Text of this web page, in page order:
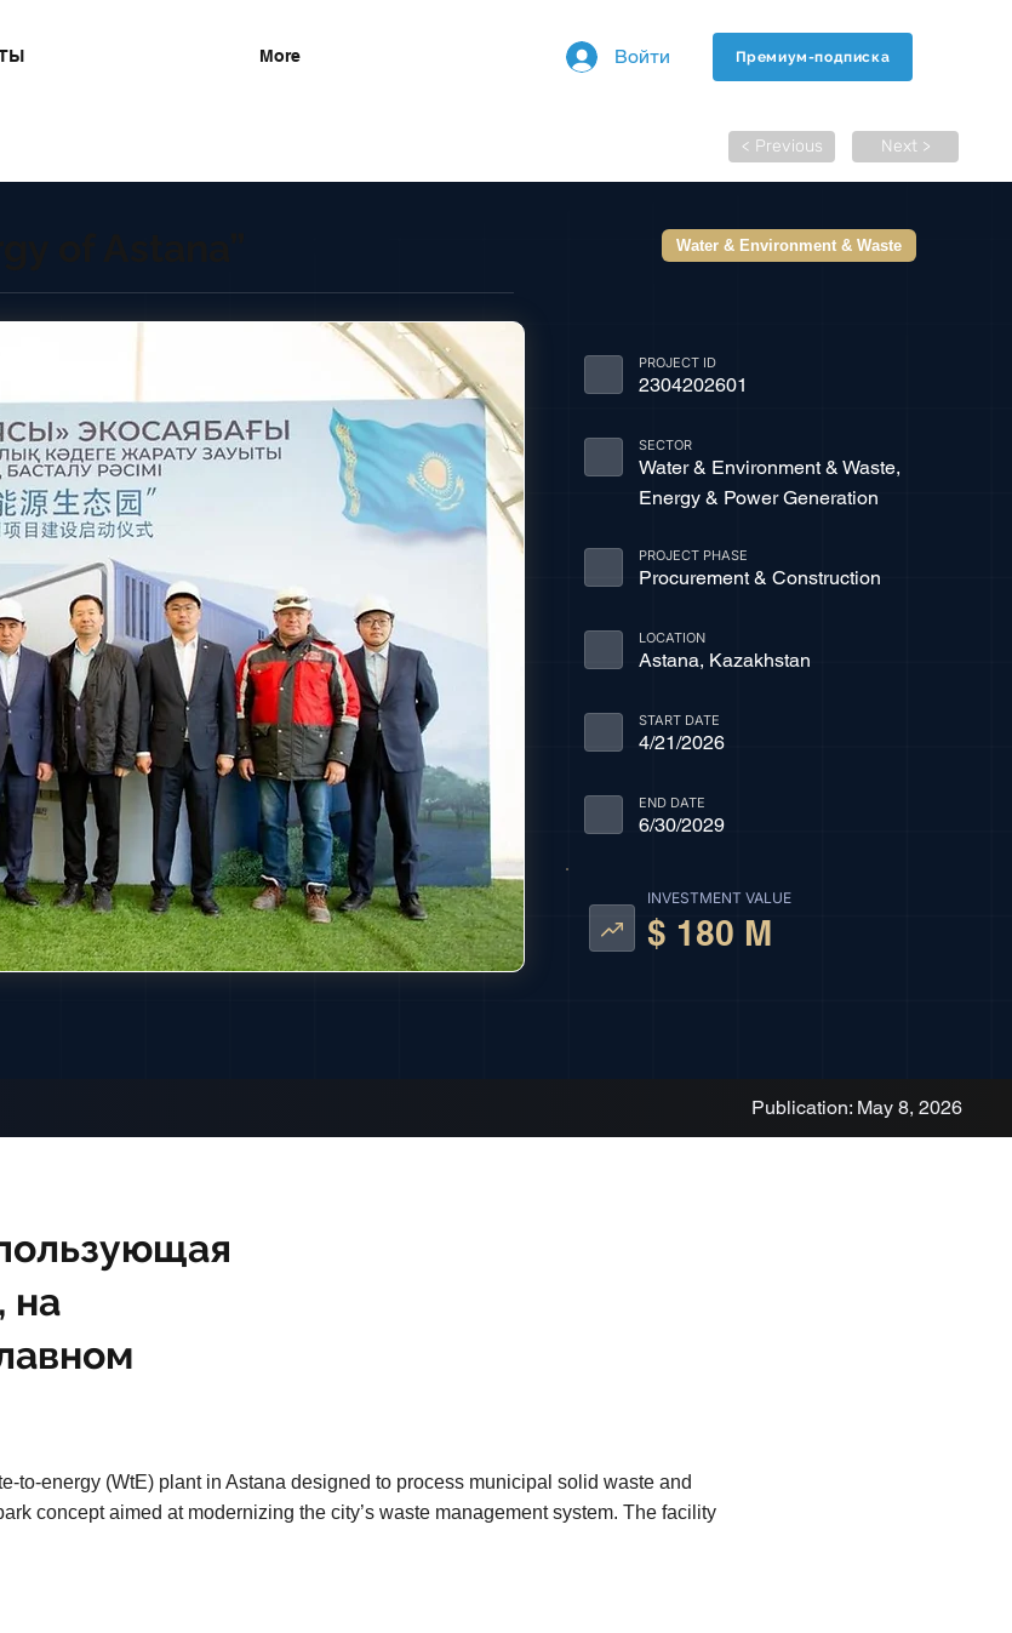
More Войти Премиум-подписка
< Previous Next >
Water & Environment & Waste
PROJECT ID
2304202601
SECTOR
Water & Environment & Waste,
Energy & Power Generation
PROJECT PHASE
Procurement & Construction
LOCATION
Astana, Kazakhstan
START DATE
4/21/2026
END DATE
6/30/2029
INVESTMENT VALUE
$ 180 M
Publication: May 8, 2026
на
to-energy (WtE) plant in Astana designed to process municipal solid waste and
concept aimed at modernizing the city’s waste management system. The facility